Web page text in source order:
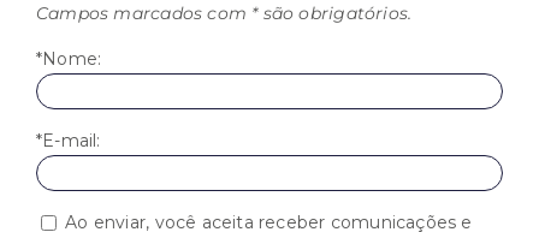
Campos marcados com * são obrigatórios.
*Nome:
*E-mail:
Ao enviar, você aceita receber comunicações e